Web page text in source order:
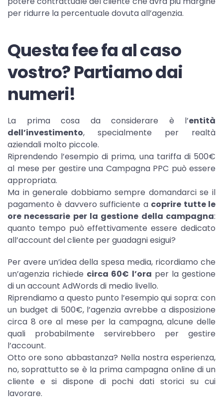
per ridurre la percentuale dovuta all’agenzia.
Questa fee fa al caso
vostro? Partiamo dai
numeri!
La prima cosa da considerare è l’entità
dell’investimento, specialmente per realtà
aziendali molto piccole.
Riprendendo l’esempio di prima, una tariffa di 500€
al mese per gestire una Campagna PPC può essere
appropriata.
Ma in generale dobbiamo sempre domandarci se il
pagamento è davvero sufficiente a coprire tutte le
ore necessarie per la gestione della campagna:
quanto tempo può effettivamente essere dedicato
all’account del cliente per guadagni esigui?
Per avere un’idea della spesa media, ricordiamo che
un’agenzia richiede circa 60€ l’ora per la gestione
di un account AdWords di medio livello.
Riprendiamo a questo punto l’esempio qui sopra: con
un budget di 500€, l’agenzia avrebbe a disposizione
circa 8 ore al mese per la campagna, alcune delle
quali probabilmente servirebbero per gestire
l’account.
Otto ore sono abbastanza? Nella nostra esperienza,
no, soprattutto se è la prima campagna online di un
cliente e si dispone di pochi dati storici su cui
lavorare.